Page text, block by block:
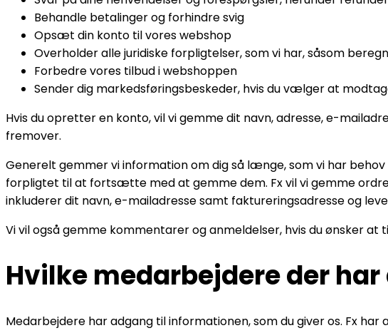
Behandle betalinger og forhindre svig
Opsæt din konto til vores webshop
Overholder alle juridiske forpligtelser, som vi har, såsom
Forbedre vores tilbud i webshoppen
Sender dig markedsføringsbeskeder, hvis du vælger at
Hvis du opretter en konto, vil vi gemme dit navn, adresse, e-
fremover.
Generelt gemmer vi information om dig så længe, som vi har
forpligtet til at fortsætte med at gemme dem. Fx vil vi gemme
inkluderer dit navn, e-mailadresse samt faktureringsadresse og
Vi vil også gemme kommentarer og anmeldelser, hvis du ønsker at
Hvilke medarbejdere der
Medarbejdere har adgang til informationen, som du giver os. Fx